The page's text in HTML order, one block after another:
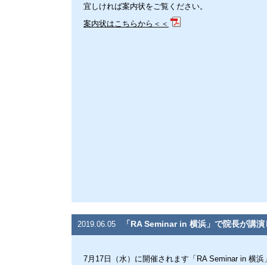
宜しければ案内状をご覧ください。
案内状はこちらから＜＜
2019.06.05 「RA Seminar in 横浜」で院長が講
7月17日（水）に開催されます「RA Seminar in 横